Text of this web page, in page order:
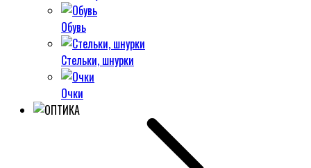
Обувь
Стельки, шнурки
Очки